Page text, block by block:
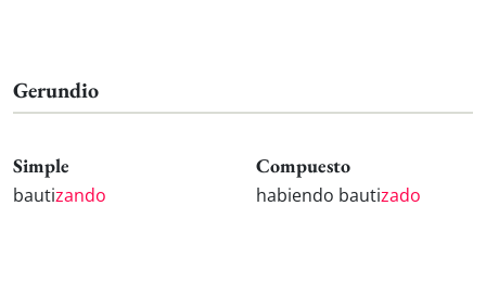
Gerundio
Simple
bautizando
Compuesto
habiendo bautizado